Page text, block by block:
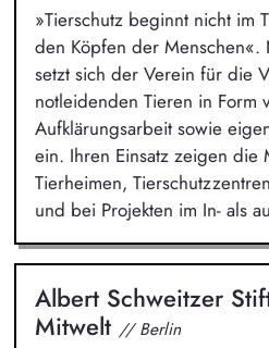
»Tierschutz beginnt nicht im
den Köpfen der Menschen«.
setzt sich der Verein für die
notleidenden Tieren in Form
Aufklärungsarbeit sowie
ein. Ihren Einsatz zeigen die
Tierheimen,
und bei Projekten im In- als
Albert Schweitzer
Mitwelt // Berlin